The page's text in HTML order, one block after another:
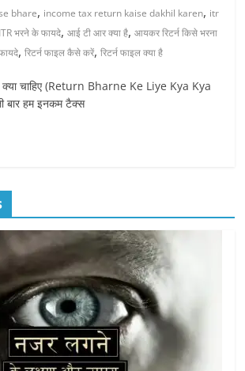
bhare, income tax return kaise dakhil karen, itr
ITR भरने के फायदे,आई टी आर क्या है,आयकर रिटर्न किसे भरना
,रिटर्न फाइल कैसे करें,रिटर्न फाइल क्या है
क्या चाहिए (Return Bharne Ke Liye Kya Kya
बार हम इनकम टैक्स